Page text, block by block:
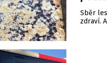
Sběr
zdraví.